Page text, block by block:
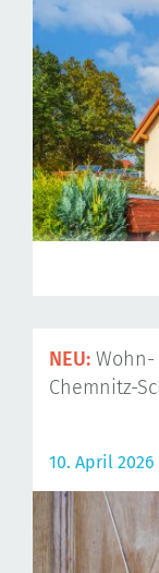
NEU: Wohn-
Chemnitz-
10. April 2026